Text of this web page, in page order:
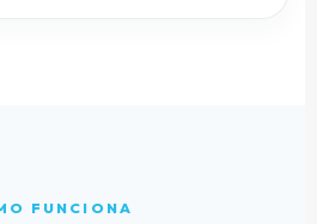
FUNCIONA